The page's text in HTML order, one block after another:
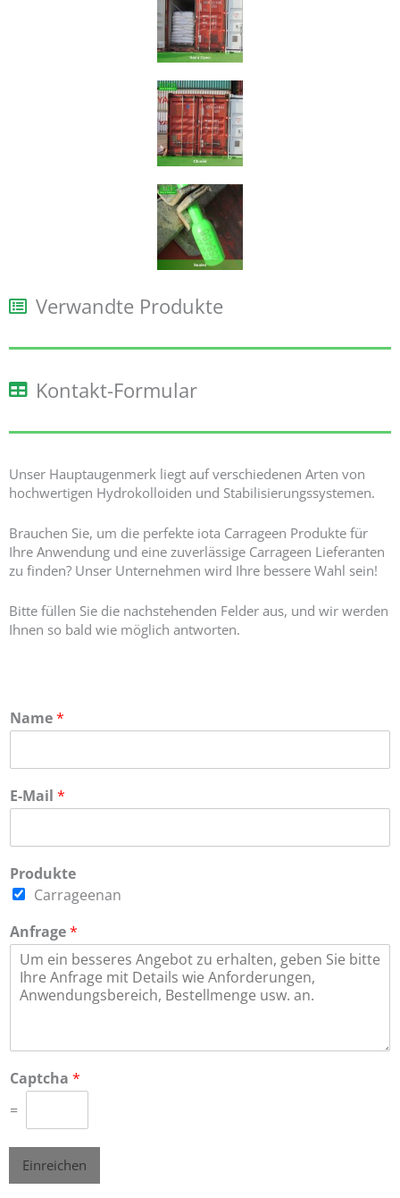
Verwandte Produkte
Kontakt-Formular
Unser Hauptaugenmerk liegt auf verschiedenen Arten von
hochwertigen Hydrokolloiden und Stabilisierungssystemen.
Brauchen Sie, um die perfekte iota Carrageen Produkte für
Ihre Anwendung und eine zuverlässige Carrageen Lieferanten
zu finden? Unser Unternehmen wird Ihre bessere Wahl sein!
Bitte füllen Sie die nachstehenden Felder aus, und wir werden
Ihnen so bald wie möglich antworten.
Name*
E-Mail *
Produkte
Carrageenan
Anfrage*
Captcha *
=
Einreichen